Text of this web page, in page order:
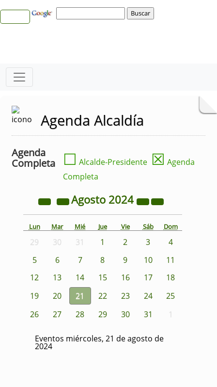
Agenda Alcaldía
Agenda
Completa
☐ Alcalde-Presidente ☒ Agenda
Completa
Agosto 2024
Lun Mar Mié Jue Vie Sáb Dom
29 30 31 1 2 3
4
5
6 7 8 9 10
11
12
13 14 15 16 17
18
19
20 21 22 23 24
25
26
27 28 29 30 31 1
Eventos miércoles, 21 de agosto de
2024